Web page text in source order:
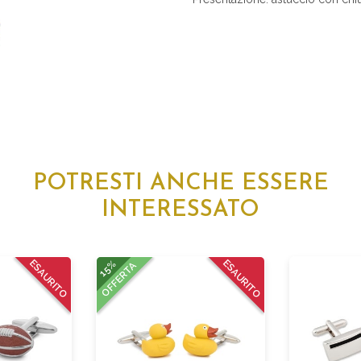
POTRESTI ANCHE ESSERE
INTERESSATO
ESAURITO ESAURITO
15%
OFFERTA